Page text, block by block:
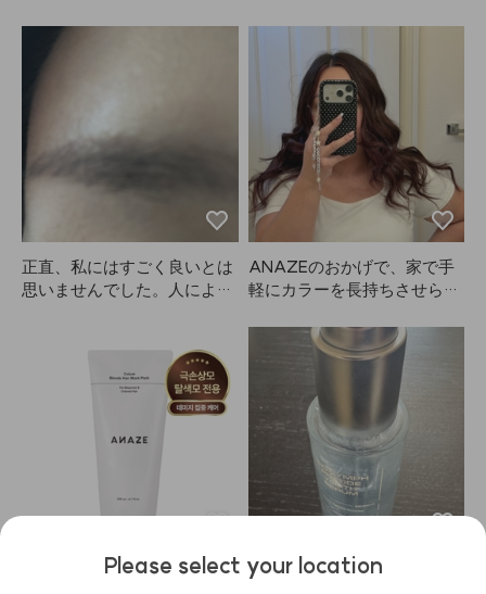
ありますが、ハードタイプは
大事なイベントやパフォーマ
ンスの時にぜひ使ってほしい
です！いろいろなフィクサー
を使ってきましたが、キープ
力、香り、持続力、全部AN
AZEが一番だと思います。笑
仕上げられるようになって嬉
しいです！4パック全部使い
切って、またリピートするつ
なっててビックリ。なんでこ
んなに柔らかいの？って思っ
たけど、ANAZEのメロウク
リームのおかげで髪質が回復
してきたのかな。塗った瞬間
に劇的にサラサラになるわけ
じゃないから、最初は栄養補
給と熱保護用に使おうと思っ
てたけど、正直そこまで期待
してなかった。でも使えば使
うほど髪がどんどん良くなっ
正直、私にはすごく良いとは
思いませんでした。人によっ
ったので満足度は低めです
が、合う方にはもっと気に入
ってもらえるかもしれませ
ないと、しっかり色が出ませ
ANAZEのおかげで、家で手
軽にカラーを長持ちさせられ
てすぐ落ちちゃうことも多い
ので、頻繁に高いお金を払わ
ずに済むのが本当に助かりま
す！❤️
髪がとても柔らかくなって気
コスパ最高です。もう2本目
Please select your location